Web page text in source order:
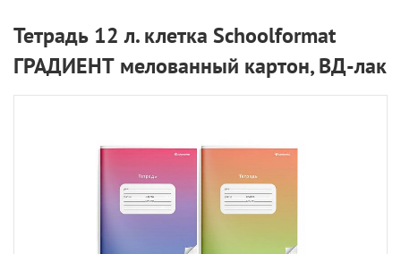
Тетрадь 12 л. клетка Schoolformat
ГРАДИЕНТ мелованный картон, ВД-лак